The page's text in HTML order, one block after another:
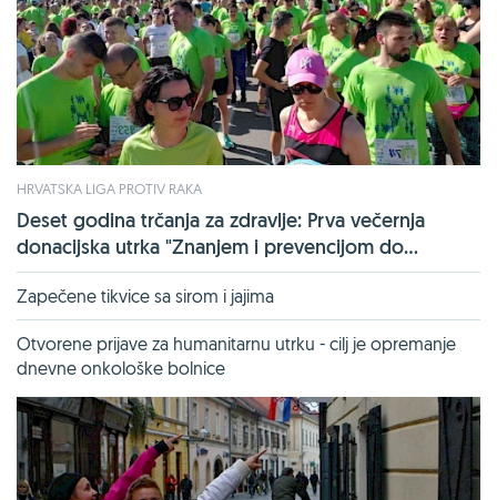
HRVATSKA LIGA PROTIV RAKA
Deset godina trčanja za zdravlje: Prva večernja
donacijska utrka "Znanjem i prevencijom do...
Zapečene tikvice sa sirom i jajima
Otvorene prijave za humanitarnu utrku - cilj je opremanje
dnevne onkološke bolnice